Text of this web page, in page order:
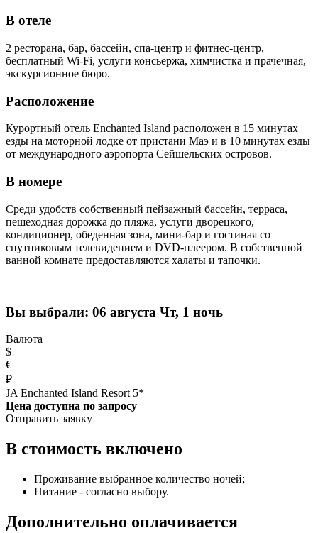
В отеле
2 ресторана, бар, бассейн, спа-центр и фитнес-центр,
бесплатный Wi-Fi, услуги консьержа, химчистка и прачечная,
экскурсионное бюро.
Расположение
Курортный отель Enchanted Island расположен в 15 минутах
езды на моторной лодке от пристани Маэ и в 10 минутах езды
от международного аэропорта Сейшельских островов.
В номере
Среди удобств собственный пейзажный бассейн, терраса,
пешеходная дорожка до пляжа, услуги дворецкого,
кондиционер, обеденная зона, мини-бар и гостиная со
спутниковым телевидением и DVD-плеером. В собственной
ванной комнате предоставляются халаты и тапочки.
Вы выбрали: 06 августа Чт, 1 ночь
Валюта
$
€
₽
JA Enchanted Island Resort 5*
Цена доступна по запросу
Отправить заявку
В стоимость включено
Проживание выбранное количество ночей;
Питание - согласно выбору.
Дополнительно оплачивается